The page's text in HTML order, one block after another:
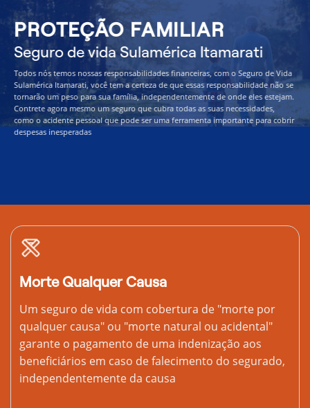
PROTEÇÃO FAMILIAR
Seguro de vida Sulamérica Itamarati
Todos nós temos nossas responsabilidades financeiras, com o Seguro de Vida
Sulamérica Itamarati, você tem a certeza de que essas responsabilidade não se
tornarão um peso para sua família, independentemente de onde eles estejam.
Contrete agora mesmo um seguro que cubra todas as suas necessidades,
como o acidente pessoal que pode ser uma ferramenta importante para cobrir
despesas inesperadas
Morte Qualquer Causa
Um seguro de vida com cobertura de "morte por
qualquer causa" ou "morte natural ou acidental"
garante o pagamento de uma indenização aos
beneficiários em caso de falecimento do segurado,
independentemente da causa